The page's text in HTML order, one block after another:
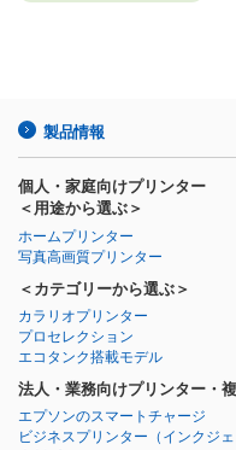
製品情報
個人・家庭向けプリンター
＜用途から選ぶ＞
ホームプリンター
写真高画質プリンター
＜カテゴリーから選ぶ＞
カラリオプリンター
プロセレクション
エコタンク搭載モデル
法人・業務向けプリンター・
エプソンのスマートチャージ
ビジネスプリンター （インクジ